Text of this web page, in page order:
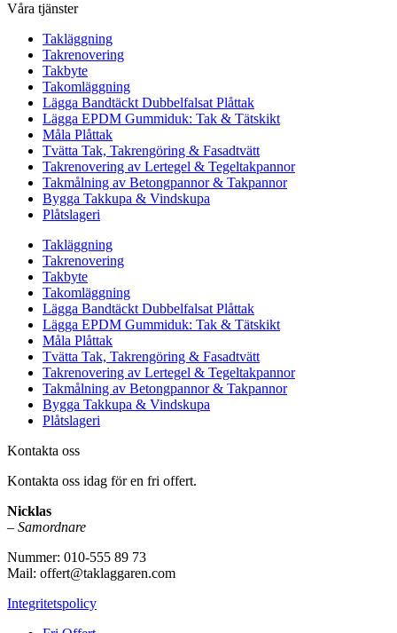
Våra tjänster
Takläggning
Takrenovering
Takbyte
Takomläggning
Lägga Bandtäckt Dubbelfalsat Plåttak
Lägga EPDM Gummiduk: Tak & Tätskikt
Måla Plåttak
Tvätta Tak, Takrengöring & Fasadtvätt
Takrenovering av Lertegel & Tegeltakpannor
Takmålning av Betongpannor & Takpannor
Bygga Takkupa & Vindskupa
Plåtslageri
Takläggning
Takrenovering
Takbyte
Takomläggning
Lägga Bandtäckt Dubbelfalsat Plåttak
Lägga EPDM Gummiduk: Tak & Tätskikt
Måla Plåttak
Tvätta Tak, Takrengöring & Fasadtvätt
Takrenovering av Lertegel & Tegeltakpannor
Takmålning av Betongpannor & Takpannor
Bygga Takkupa & Vindskupa
Plåtslageri
Kontakta oss
Kontakta oss idag för en fri offert.
Nicklas
– Samordnare
Nummer: 010-555 89 73
Mail: offert@taklaggaren.com
Integritetspolicy